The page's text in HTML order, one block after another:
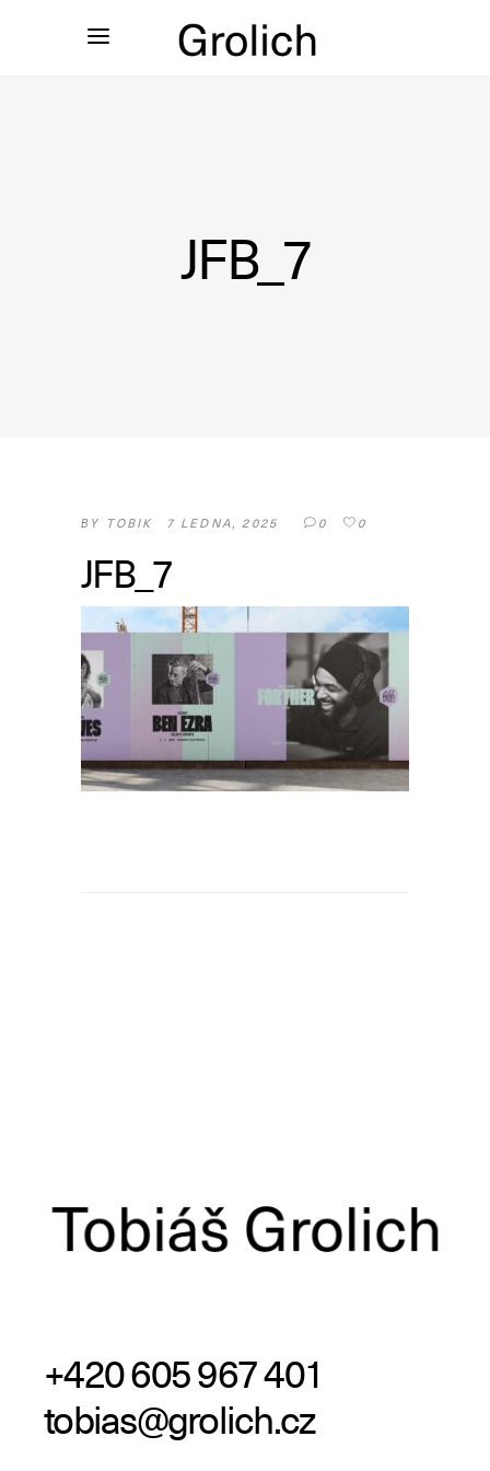
JFB_7
BY TOBIK 7 LEDNA, 2025 0 0
JFB_7
+420 605 967 401
tobias@grolich.cz